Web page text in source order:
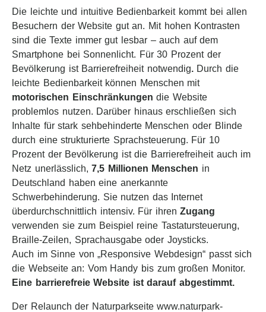
Die leichte und intuitive Bedienbarkeit kommt bei allen
Besuchern der Website gut an. Mit hohen Kontrasten
sind die Texte immer gut lesbar – auch auf dem
Smartphone bei Sonnenlicht. Für 30 Prozent der
Bevölkerung ist Barrierefreiheit notwendig.Durch die
leichte Bedienbarkeit können Menschen mit
motorischen Einschränkungen die Website
problemlos nutzen. Darüber hinaus erschließen sich
Inhalte für stark sehbehinderte Menschen oder Blinde
durch eine strukturierte Sprachsteuerung. Für 10
Prozent der Bevölkerung ist die Barrierefreiheit auch im
Netz unerlässlich,7,5 Millionen Menschen in
Deutschland haben eine anerkannte
Schwerbehinderung. Sie nutzen das Internet
überdurchschnittlich intensiv. Für ihrenZugang
verwenden sie zum Beispiel reine Tastatursteuerung,
Braille-Zeilen, Sprachausgabe oder Joysticks.
Auch im Sinne von „Responsive Webdesign“ passt sich
die Webseite an: Vom Handy bis zum großen Monitor.
Eine barrierefreie Website ist darauf abgestimmt.
Der Relaunch der Naturparkseite www.naturpark-